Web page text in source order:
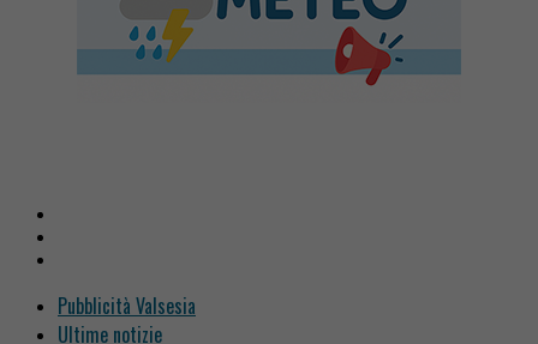
Pubblicità Valsesia
Ultime notizie